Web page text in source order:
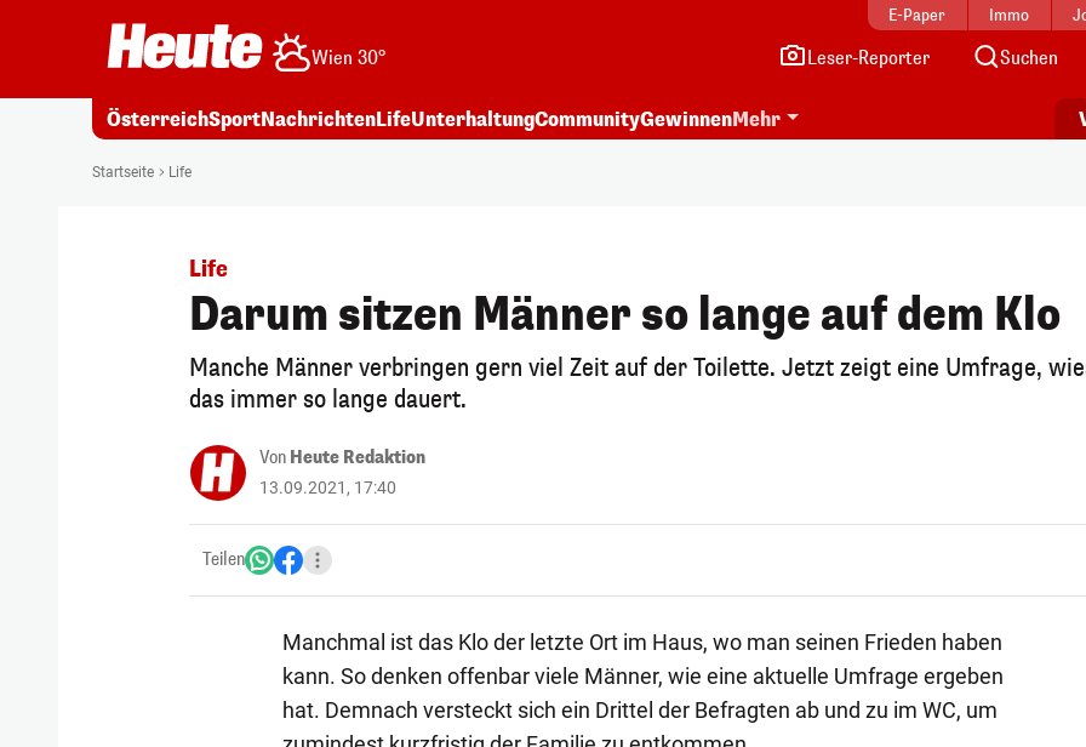
E-Paper Immo
Wien 30° Leser-Reporter Suchen
ÖsterreichSportNachrichtenLifeUnterhaltungCommunityGewinnenMehr
Startseite Life
Life
Darum sitzen Männer so lange auf dem Klo
Manche Männer verbringen gern viel Zeit auf der Toilette. Jetzt zeigt eine Umfrage,
das immer so lange dauert.
Von Heute Redaktion
13.09.2021, 17:40
Teilen
Manchmal ist das Klo der letzte Ort im Haus, wo man seinen Frieden haben
kann. So denken offenbar viele Männer, wie eine aktuelle Umfrage ergeben
hat. Demnach versteckt sich ein Drittel der Befragten ab und zu im WC, um